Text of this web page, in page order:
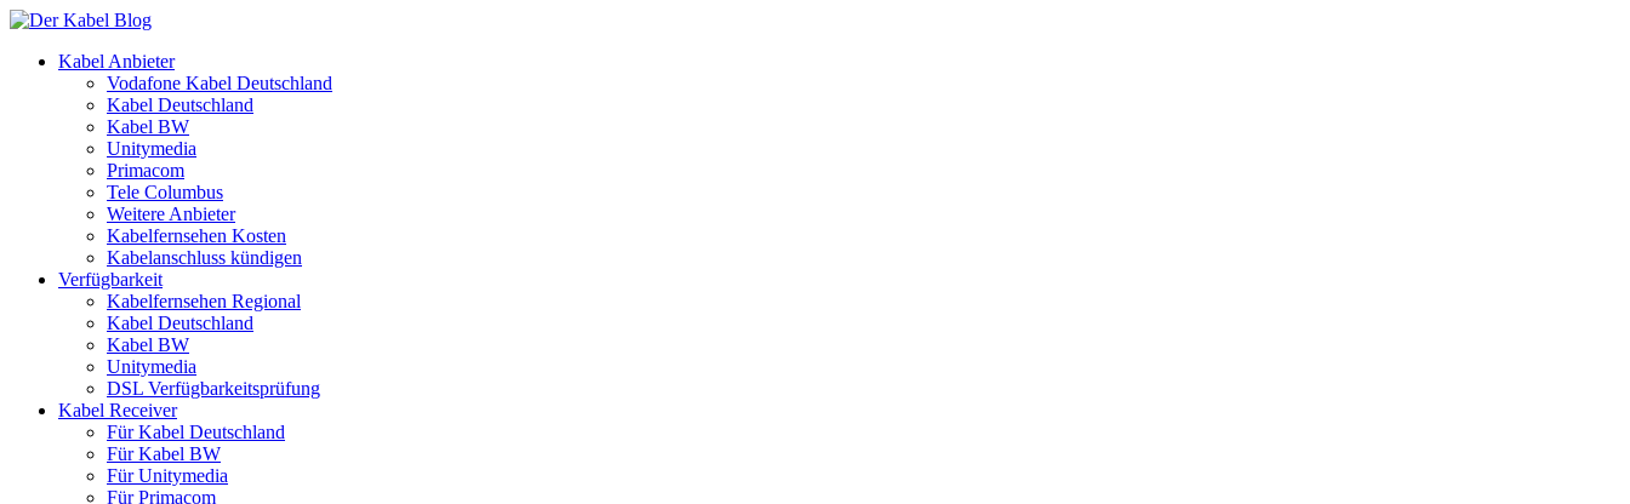
Kabel Anbieter
Vodafone Kabel Deutschland
Kabel Deutschland
Kabel BW
Unitymedia
Primacom
Tele Columbus
Weitere Anbieter
Kabelfernsehen Kosten
Kabelanschluss kündigen
Verfügbarkeit
Kabelfernsehen Regional
Kabel Deutschland
Kabel BW
Unitymedia
DSL Verfügbarkeitsprüfung
Kabel Receiver
Für Kabel Deutschland
Für Kabel BW
Für Unitymedia
Für Primacom